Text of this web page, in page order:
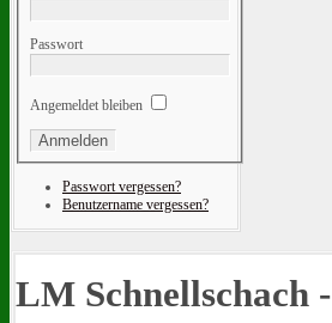
Passwort
Angemeldet bleiben
Passwort vergessen?
Benutzername vergessen?
LM Schnellschach